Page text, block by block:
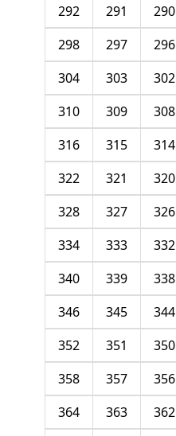
290
291
292
296
297
298
302
303
304
308
309
310
314
315
316
320
321
322
326
327
328
332
333
334
338
339
340
344
345
346
350
351
352
356
357
358
362
363
364